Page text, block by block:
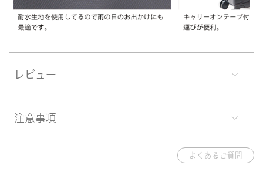
レビュー
注意事項
よくあるご質問